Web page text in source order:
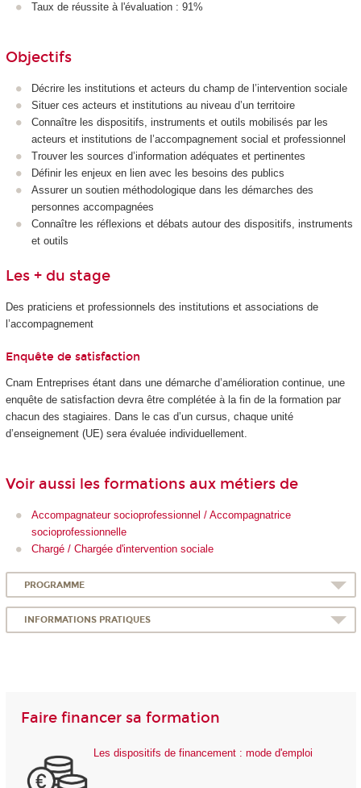
Taux de réussite à l'évaluation : 91%
Objectifs
Décrire les institutions et acteurs du champ de l’intervention sociale
Situer ces acteurs et institutions au niveau d’un territoire
Connaître les dispositifs, instruments et outils mobilisés par les
acteurs et institutions de l’accompagnement social et professionnel
Trouver les sources d’information adéquates et pertinentes
Définir les enjeux en lien avec les besoins des publics
Assurer un soutien méthodologique dans les démarches des
personnes accompagnées
Connaître les réflexions et débats autour des dispositifs, instruments
et outils
Les + du stage
Des praticiens et professionnels des institutions et associations de
l’accompagnement
Enquête de satisfaction
Cnam Entreprises étant dans une démarche d’amélioration continue, une
enquête de satisfaction devra être complétée à la fin de la formation par
chacun des stagiaires. Dans le cas d’un cursus, chaque unité
d’enseignement (UE) sera évaluée individuellement.
Voir aussi les formations aux métiers de
Accompagnateur socioprofessionnel / Accompagnatrice
socioprofessionnelle
Chargé / Chargée d'intervention sociale
PROGRAMME
INFORMATIONS PRATIQUES
Faire financer sa formation
Les dispositifs de financement : mode d'emploi